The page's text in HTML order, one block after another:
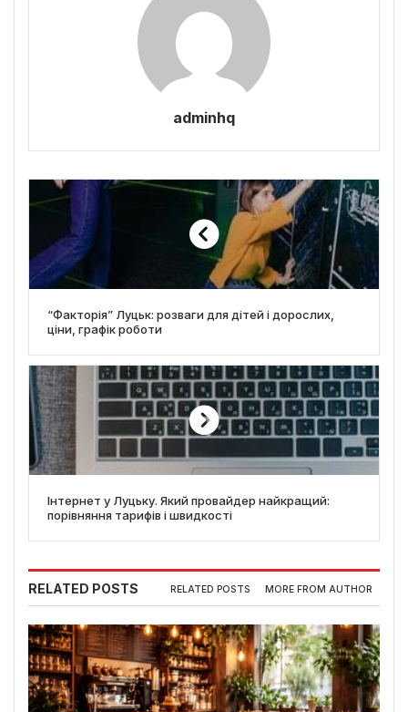
adminhq
“Факторія” Луцьк: розваги для дітей і дорослих,
ціни, графік роботи
Інтернет у Луцьку. Який провайдер найкращий:
порівняння тарифів і швидкості
RELATED POSTS RELATED POSTS MORE FROM AUTHOR